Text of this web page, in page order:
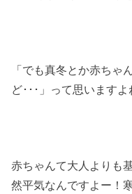
「でも真冬とか赤ちゃ
ど･･･」って思いますよ
赤ちゃんて大人よりも
然平気なんですよー！